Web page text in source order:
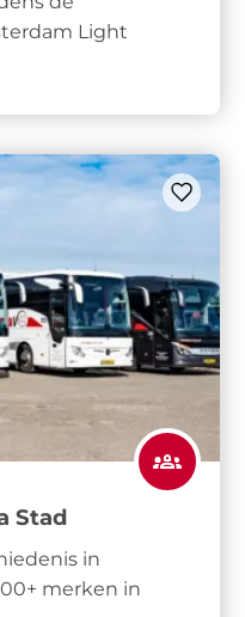
Light
Stad
in
merken in